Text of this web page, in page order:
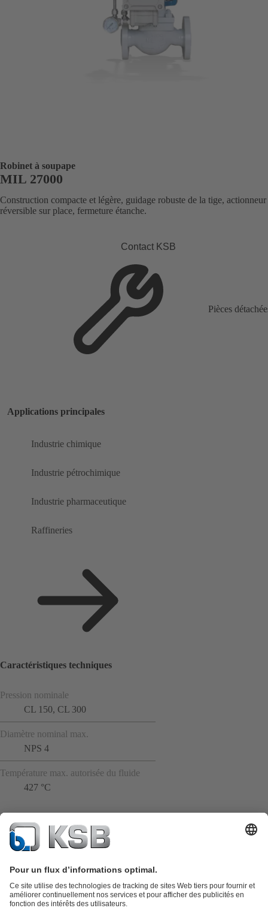
Robinet à soupape
MIL 27000
Construction compacte et légère, guidage robuste de la tige, actionneur
réversible sur place, fermeture étanche.
Contact KSB
Pièces
Applications principales
Industrie chimique
Industrie pétrochimique
Industrie pharmaceutique
Raffineries
Caractéristiques techniques
Pression nominale
CL 150, CL 300
Diamètre nominal max.
NPS 4
Température max. autorisée du fluide
427 °C